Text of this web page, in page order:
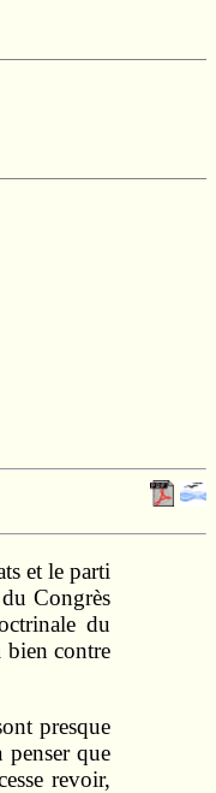
et le parti
Congrès
du
bien contre
presque
penser que
revoir,